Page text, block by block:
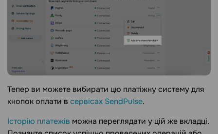
Тепер ви можете вибирати цю платіжну систему для
кнопок оплати в сервісах SendPulse.
Історію платежів можна переглядати у цій же вкладці.